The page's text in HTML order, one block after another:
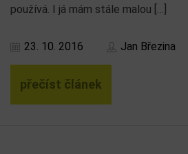
používá. I já mám stále malou […]
23. 10. 2016 Jan Březina
přečíst článek